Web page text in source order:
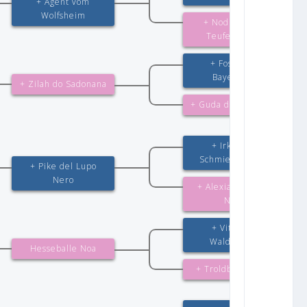
Wolfsheim
+ Noditha vom
Teufelsgrund
+ Zilah do Sadonana
+ Fosco von
Bayerberg
+ Guda do Sadonana
+ Pike del Lupo
Nero
+ Irko vom
Schmiedegarten
+ Alexia del Lupo
Nero
Hesseballe Noa
+ Vito vom
Waldwinkel
+ Troldbjerg Hera